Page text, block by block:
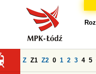
Z Z1 Z2 0 1 2 3 4 5